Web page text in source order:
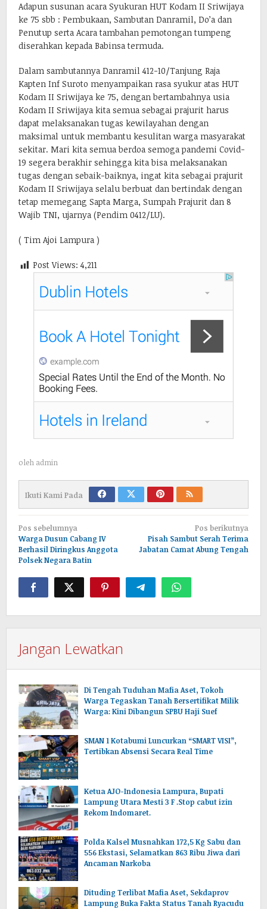
Adapun susunan acara Syukuran HUT Kodam II Sriwijaya
ke 75 sbb : Pembukaan, Sambutan Danramil, Do’a dan
Penutup serta Acara tambahan pemotongan tumpeng
diserahkan kepada Babinsa termuda.
Dalam sambutannya Danramil 412-10/Tanjung Raja
Kapten Inf Suroto menyampaikan rasa syukur atas HUT
Kodam II Sriwijaya ke 75, dengan bertambahnya usia
Kodam II Sriwijaya kita semua sebagai prajurit harus
dapat melaksanakan tugas kewilayahan dengan
maksimal untuk membantu kesulitan warga masyarakat
sekitar. Mari kita semua berdoa semoga pandemi Covid-
19 segera berakhir sehingga kita bisa melaksanakan
tugas dengan sebaik-baiknya, ingat kita sebagai prajurit
Kodam II Sriwijaya selalu berbuat dan bertindak dengan
tetap memegang Sapta Marga, Sumpah Prajurit dan 8
Wajib TNI, ujarnya (Pendim 0412/LU).
( Tim Ajoi Lampura )
Post Views: 4,211
oleh admin
Ikuti Kami Pada
Navigasi
pos
Pos sebelumnya
Warga Dusun Cabang IV
Berhasil Diringkus Anggota
Polsek Negara Batin
Pos berikutnya
Pisah Sambut Serah Terima
Jabatan Camat Abung Tengah
Jangan Lewatkan
Di Tengah Tuduhan Mafia Aset, Tokoh
Warga Tegaskan Tanah Bersertifikat Milik
Warga: Kini Dibangun SPBU Haji Suef
SMAN 1 Kotabumi Luncurkan “SMART VISI”,
Tertibkan Absensi Secara Real Time
Ketua AJO-Indonesia Lampura, Bupati
Lampung Utara Mesti 3 F .Stop cabut izin
Rekom Indomaret.
Polda Kalsel Musnahkan 172,5 Kg Sabu dan
556 Ekstasi, Selamatkan 863 Ribu Jiwa dari
Ancaman Narkoba
Dituding Terlibat Mafia Aset, Sekdaprov
Lampung Buka Fakta Status Tanah Ryacudu